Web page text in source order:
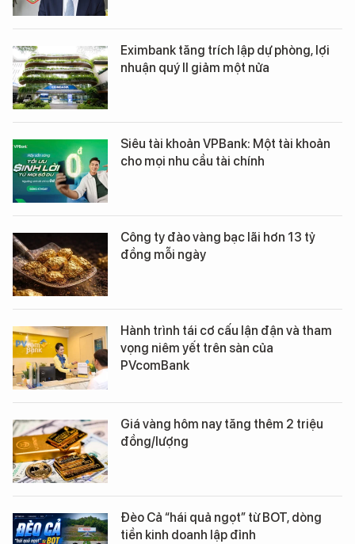
Eximbank tăng trích lập dự phòng, lợi
nhuận quý II giảm một nửa
Siêu tài khoản VPBank: Một tài khoản
cho mọi nhu cầu tài chính
Công ty đào vàng bạc lãi hơn 13 tỷ
đồng mỗi ngày
Hành trình tái cơ cấu lận đận và tham
vọng niêm yết trên sàn của
PVcomBank
Giá vàng hôm nay tăng thêm 2 triệu
đồng/lượng
Đèo Cả “hái quả ngọt” từ BOT, dòng
tiền kinh doanh lập đỉnh